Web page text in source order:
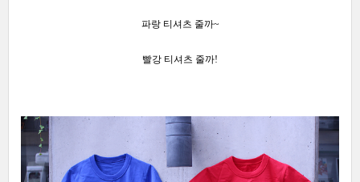
파랑 티셔츠 줄까~
빨강 티셔츠 줄까!